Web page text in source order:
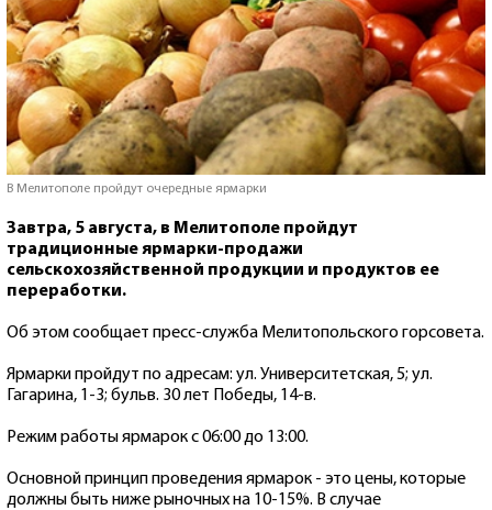
В Мелитополе пройдут очередные ярмарки
Завтра, 5 августа, в Мелитополе пройдут
традиционные ярмарки-продажи
сельскохозяйственной продукции и продуктов ее
переработки.
Об этом сообщает пресс-служба Мелитопольского горсовета.
Ярмарки пройдут по адресам: ул. Университетская, 5; ул.
Гагарина, 1-3; бульв. 30 лет Победы, 14-в.
Режим работы ярмарок с 06:00 до 13:00.
Основной принцип проведения ярмарок - это цены, которые
должны быть ниже рыночных на 10-15%. В случае